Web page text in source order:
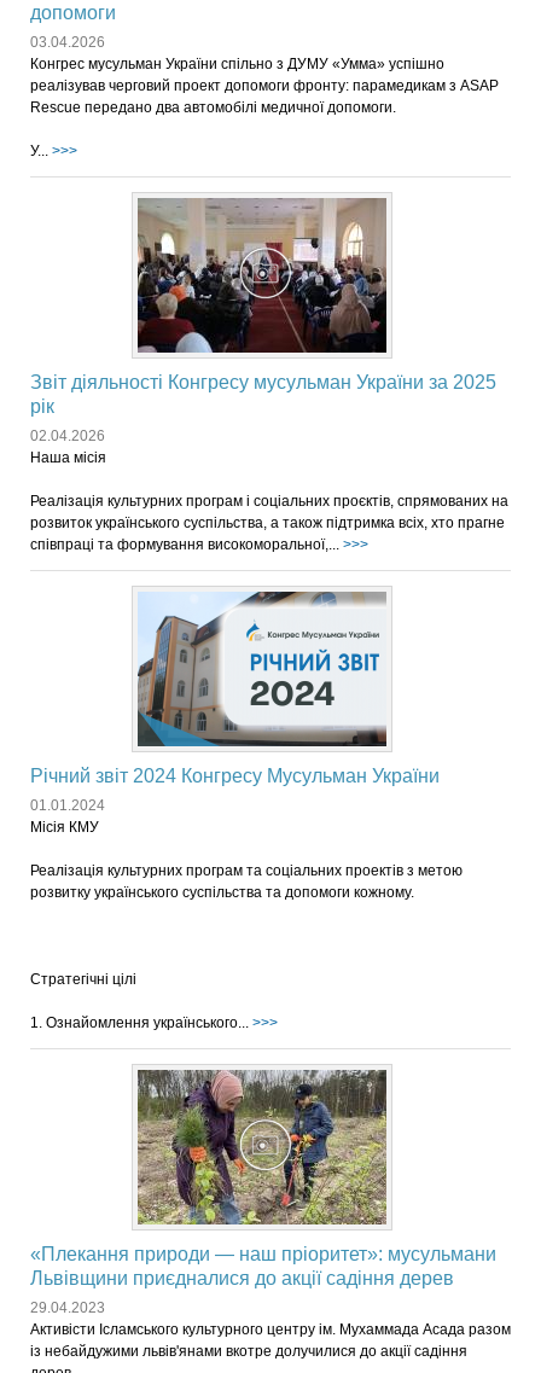
допомоги
03.04.2026
Конгрес мусульман України спільно з ДУМУ «Умма» успішно
реалізував черговий проект допомоги фронту: парамедикам з ASAP
Rescue передано два автомобілі медичної допомоги.
У... >>>
Звіт діяльності Конгресу мусульман України за 2025
рік
02.04.2026
Наша місія
Реалізація культурних програм і соціальних проєктів, спрямованих на
розвиток українського суспільства, а також підтримка всіх, хто прагне
співпраці та формування високоморальної,... >>>
Річний звіт 2024 Конгресу Мусульман України
01.01.2024
Місія КМУ
Реалізація культурних програм та соціальних проектів з метою
розвитку українського суспільства та допомоги кожному.
Стратегічні цілі
1. Ознайомлення українського... >>>
«Плекання природи — наш пріоритет»: мусульмани
Львівщини приєдналися до акції садіння дерев
29.04.2023
Активісти Ісламського культурного центру ім. Мухаммада Асада разом
із небайдужими львів'янами вкотре долучилися до акції садіння